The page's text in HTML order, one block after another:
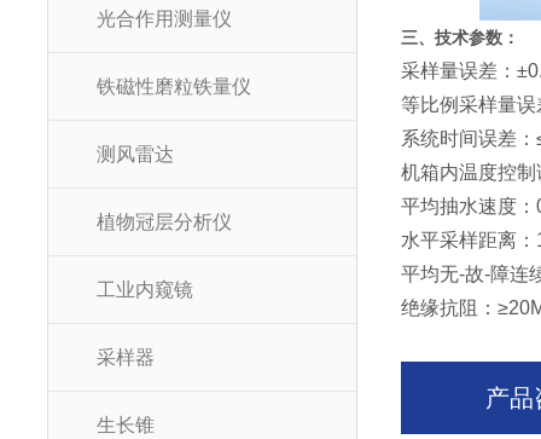
光合作用测量仪
铁磁性磨粒铁量仪
测风雷达
植物冠层分析仪
工业内窥镜
采样器
生长锥
三、技术参数：
采样量误差：
等比例采样量
系统时间误差
机箱内温度控
平均抽水速度：
水平采样距离
平均无-故-障连
绝缘抗阻：
产品